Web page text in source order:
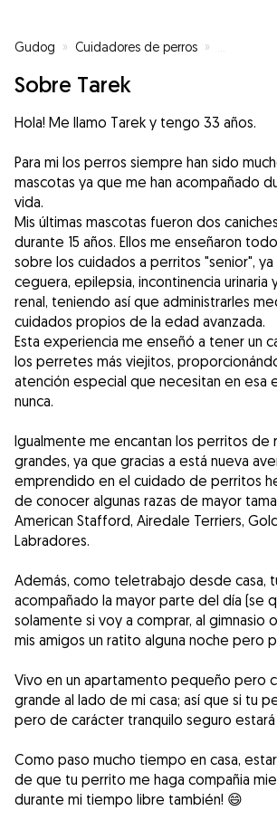
Gudog » Cuidadores de perros »
Sobre Tarek
Hola! Me llamo Tarek y tengo 33 años.
Para mi los perros siempre han sido
mascotas ya que me han acompañado
vida.
Mis últimas mascotas fueron dos
durante 15 años. Ellos me enseñaron
sobre los cuidados a perritos "senior",
ceguera, epilepsia, incontinencia
renal, teniendo así que administrarles
cuidados propios de la edad avanzada.
Esta experiencia me enseñó a tener un
los perretes más viejitos,
atención especial que necesitan en esa
nunca.
Igualmente me encantan los perritos de
grandes, ya que gracias a está nueva
emprendido en el cuidado de perritos
de conocer algunas razas de mayor
American Stafford, Airedale Terriers,
Labradores.
Además, como teletrabajo desde casa,
acompañado la mayor parte del día (se
solamente si voy a comprar, al gimnasio
mis amigos un ratito alguna noche pero
Vivo en un apartamento pequeño pero
grande al lado de mi casa; así que si tu
pero de carácter tranquilo seguro estará
Como paso mucho tiempo en casa,
de que tu perrito me haga compañia
durante mi tiempo libre también! 😄